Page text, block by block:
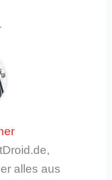
alles aus